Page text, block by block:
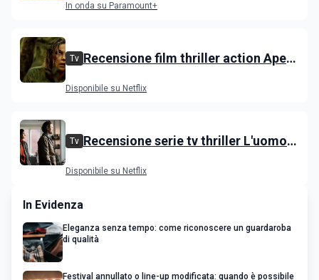
In onda su Paramount+
Tv Recensione film thriller action Apex
Disponibile su Netflix
Tv Recensione serie tv thriller L'uomo
Disponibile su Netflix
In Evidenza
Eleganza senza tempo: come riconoscere un guardaroba
di qualità
Festival annullato o line-up modificata: quando è possibile